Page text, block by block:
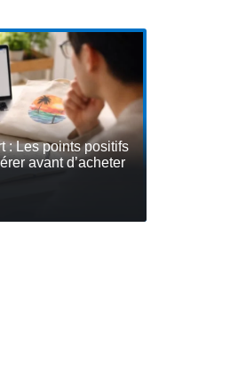
: Les points positifs
avant d’acheter